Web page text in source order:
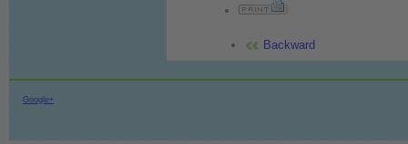
Backward
Google+